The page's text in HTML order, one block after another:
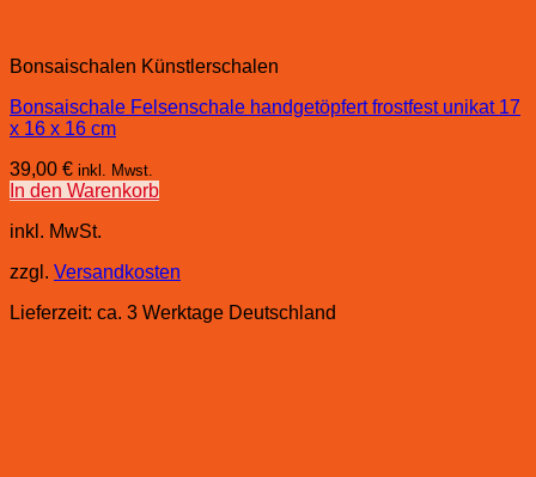
Bonsaischalen Künstlerschalen
Bonsaischale Felsenschale handgetöpfert frostfest unikat 17
x 16 x 16 cm
39,00 € inkl. Mwst.
In den Warenkorb
inkl. MwSt.
zzgl. Versandkosten
Lieferzeit: ca. 3 Werktage Deutschland